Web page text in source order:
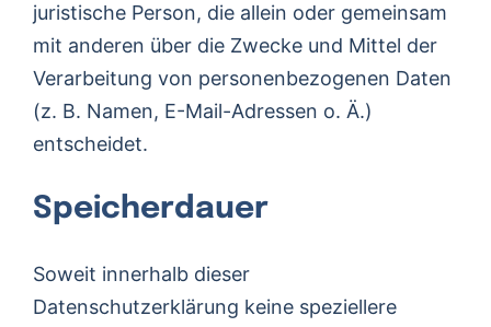
juristische Person, die allein oder gemeinsam
mit anderen über die Zwecke und Mittel der
Verarbeitung von personenbezogenen Daten
(z. B. Namen, E-Mail-Adressen o. Ä.)
entscheidet.
Speicherdauer
Soweit innerhalb dieser
Datenschutzerklärung keine speziellere